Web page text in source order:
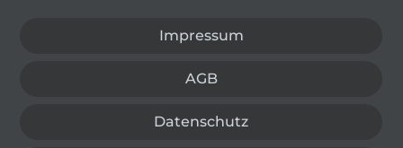
Impressum
AGB
Datenschutz